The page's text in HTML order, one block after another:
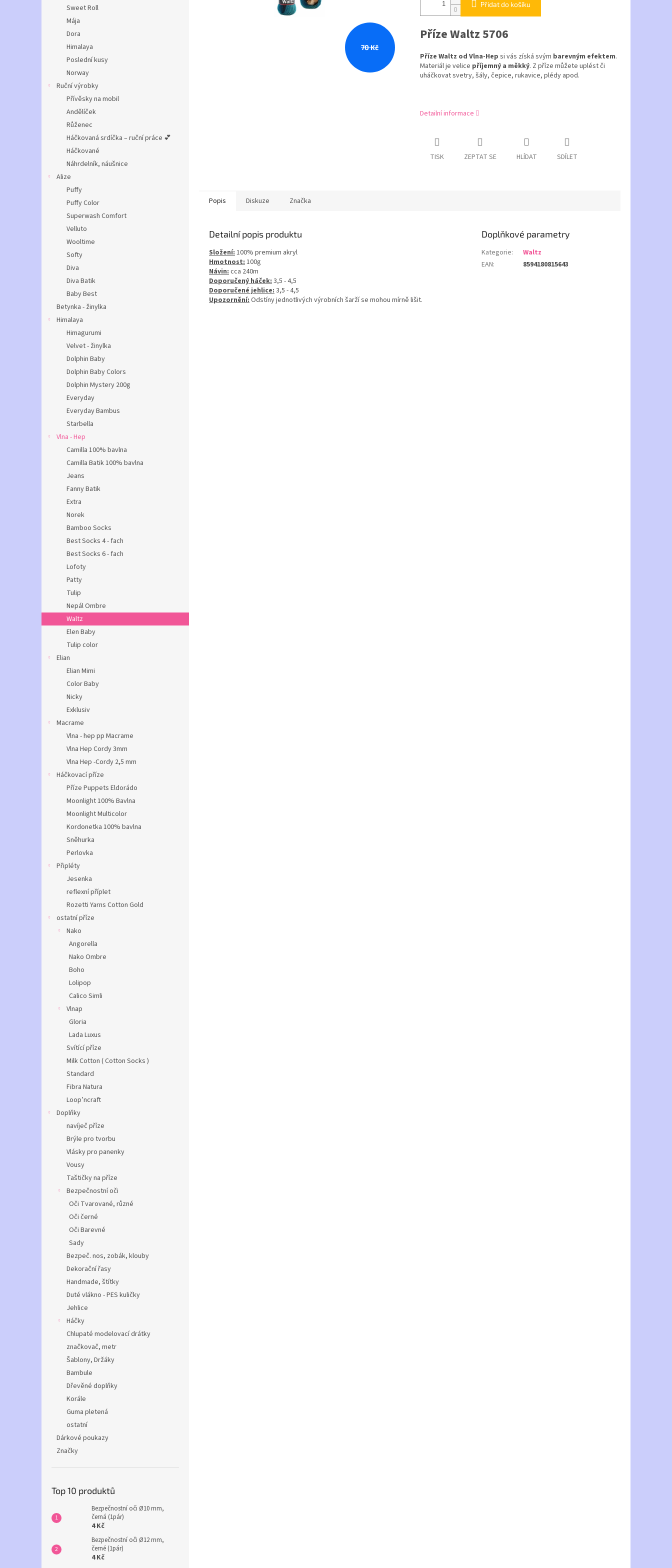
Sweet Roll
Mája
Dora
Himalaya
Poslední kusy
Norway
Ruční výrobky
Přívěsky na mobil
Andělíček
Růženec
Háčkovaná srdíčka – ruční práce 💕
Háčkované
Náhrdelník, náušnice
Alize
Puffy
Puffy Color
Superwash Comfort
Velluto
Wooltime
Softy
Diva
Diva Batik
Baby Best
Betynka - žinylka
Himalaya
Himagurumi
Velvet - žinylka
Dolphin Baby
Dolphin Baby Colors
Dolphin Mystery 200g
Everyday
Everyday Bambus
Starbella
Vlna - Hep
Camilla 100% bavlna
Camilla Batik 100% bavlna
Jeans
Fanny Batik
Extra
Norek
Bamboo Socks
Best Socks 4 - fach
Best Socks 6 - fach
Lofoty
Patty
Tulip
Nepál Ombre
Waltz
Elen Baby
Tulip color
Elian
Elian Mimi
Color Baby
Nicky
Exklusiv
Macrame
Vlna - hep pp Macrame
Vlna Hep Cordy 3mm
Vlna Hep -Cordy 2,5 mm
Háčkovací příze
Příze Puppets Eldorádo
Moonlight 100% Bavlna
Moonlight Multicolor
Kordonetka 100% bavlna
Sněhurka
Perlovka
Připléty
Jesenka
reflexní příplet
Rozetti Yarns Cotton Gold
ostatní příze
Nako
Angorella
Nako Ombre
Boho
Lolipop
Calico Simli
Vlnap
Gloria
Lada Luxus
Svítící příze
Milk Cotton ( Cotton Socks )
Standard
Fibra Natura
Loop’ncraft
Doplňky
navíječ příze
Brýle pro tvorbu
Vlásky pro panenky
Vousy
Taštičky na příze
Bezpečnostní oči
Oči Tvarované, různé
Oči černé
Oči Barevné
Sady
Bezpeč. nos, zobák, klouby
Dekorační řasy
Handmade, štítky
Duté vlákno - PES kuličky
Jehlice
Háčky
Chlupaté modelovací drátky
značkovač, metr
Šablony, Držáky
Bambule
Dřevěné doplňky
Korále
Guma pletená
ostatní
Dárkové poukazy
Značky
Top 10 produktů
Bezpečnostní oči Ø10 mm,
černá (1pár)
4 Kč
Bezpečnostní oči Ø12 mm,
černé (1pár)
4 Kč
70 Kč
Přidat do košíku
Příze Waltz 5706
Příze Waltz od Vlna-Hep si vás získá svým barevným efektem.
Materiál je velice příjemný a měkký. Z příze můžete uplést či
uháčkovat svetry, šály, čepice, rukavice, plédy apod.
Detailní informace
TISK ZEPTAT SE HLÍDAT SDÍLET
Popis Diskuze Značka
Detailní popis produktu
Složení:100% premium akryl
Hmotnost:100g
Návin:cca 240m
Doporučený háček:3,5 - 4,5
Doporučené jehlice:3,5 - 4,5
Upozornění:Odstíny jednotlivých výrobních šarží se mohou mírně lišit.
Doplňkové parametry
Kategorie:
Waltz
EAN: 8594180815643